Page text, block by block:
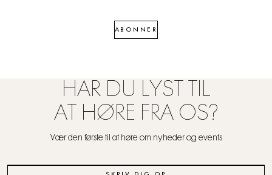
ABONNER
HAR DU LYST TIL
AT HØRE FRA OS?
Vær den første til at høre om nyheder og events